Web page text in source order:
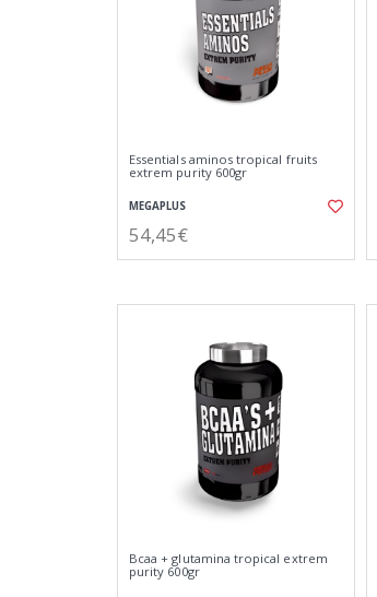
Essentials aminos tropical fruits
extrem purity 600gr
MEGAPLUS
54,45€
Bcaa + glutamina tropical extrem
purity 600gr